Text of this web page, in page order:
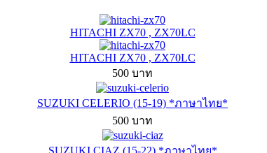
HITACHI ZX70 , ZX70LC
HITACHI ZX70 , ZX70LC
500 บาท
SUZUKI CELERIO (15-19) *ภาษาไทย*
500 บาท